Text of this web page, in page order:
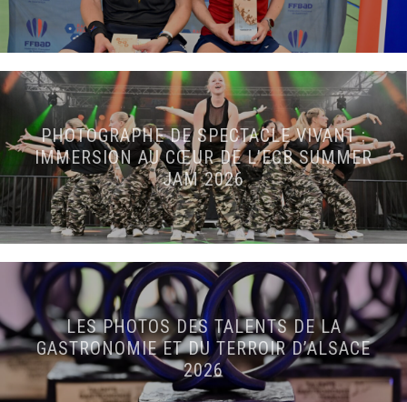
PHOTOGRAPHE DE SPECTACLE VIVANT :
IMMERSION AU CŒUR DE L’ECB SUMMER
JAM 2026
LES PHOTOS DES TALENTS DE LA
GASTRONOMIE ET DU TERROIR D’ALSACE
2026